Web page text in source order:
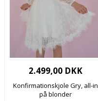
2.499,00 DKK
Konfirmationskjole Gry, all-in
på blonder